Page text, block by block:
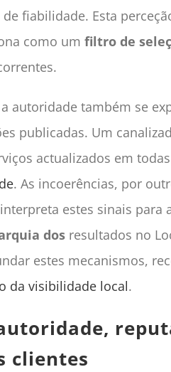
fiabilidade. Esta
como um filtro de
autoridade também se
publicadas. Um
actualizados em
. As incoerências, por
estes sinais para
dosresultados no
estes mecanismos,
da visibilidade local.
clientes